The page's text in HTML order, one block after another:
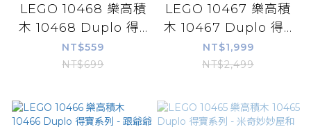
LEGO 10468 樂高積
木 10468 Duplo 得...
NT$559
NT$699
LEGO 10467 樂高積
木 10467 Duplo 得...
NT$1,999
NT$2,499